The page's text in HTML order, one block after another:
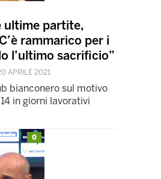
ultime partite,
rammarico per i
l’ultimo sacrificio”
APRILE 2021
bianconero sul motivo
in giorni lavorativi
0